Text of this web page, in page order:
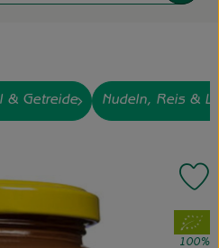
& Getreide Nudeln, Reis &
, Verband:
100%